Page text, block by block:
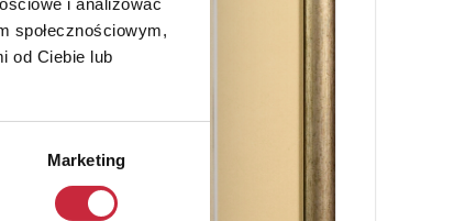
społecznościowym,
od Ciebie lub
Marketing